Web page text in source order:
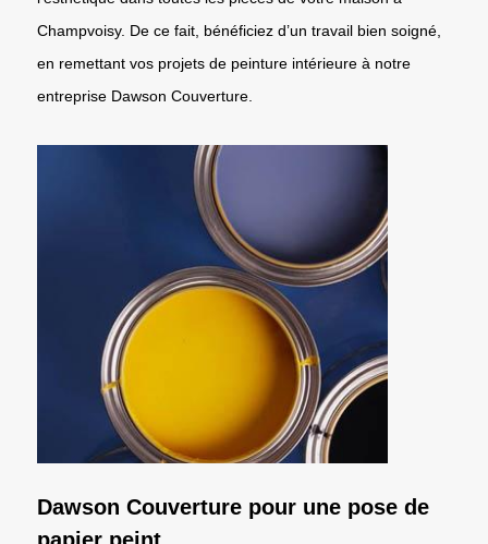
Champvoisy. De ce fait, bénéficiez d’un travail bien soigné,
en remettant vos projets de peinture intérieure à notre
entreprise Dawson Couverture.
Dawson Couverture pour une pose de